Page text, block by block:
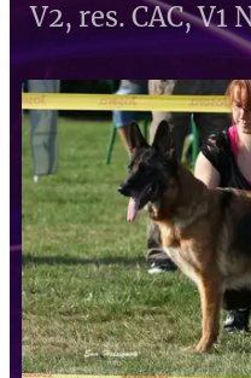
V2, res. CAC, V1